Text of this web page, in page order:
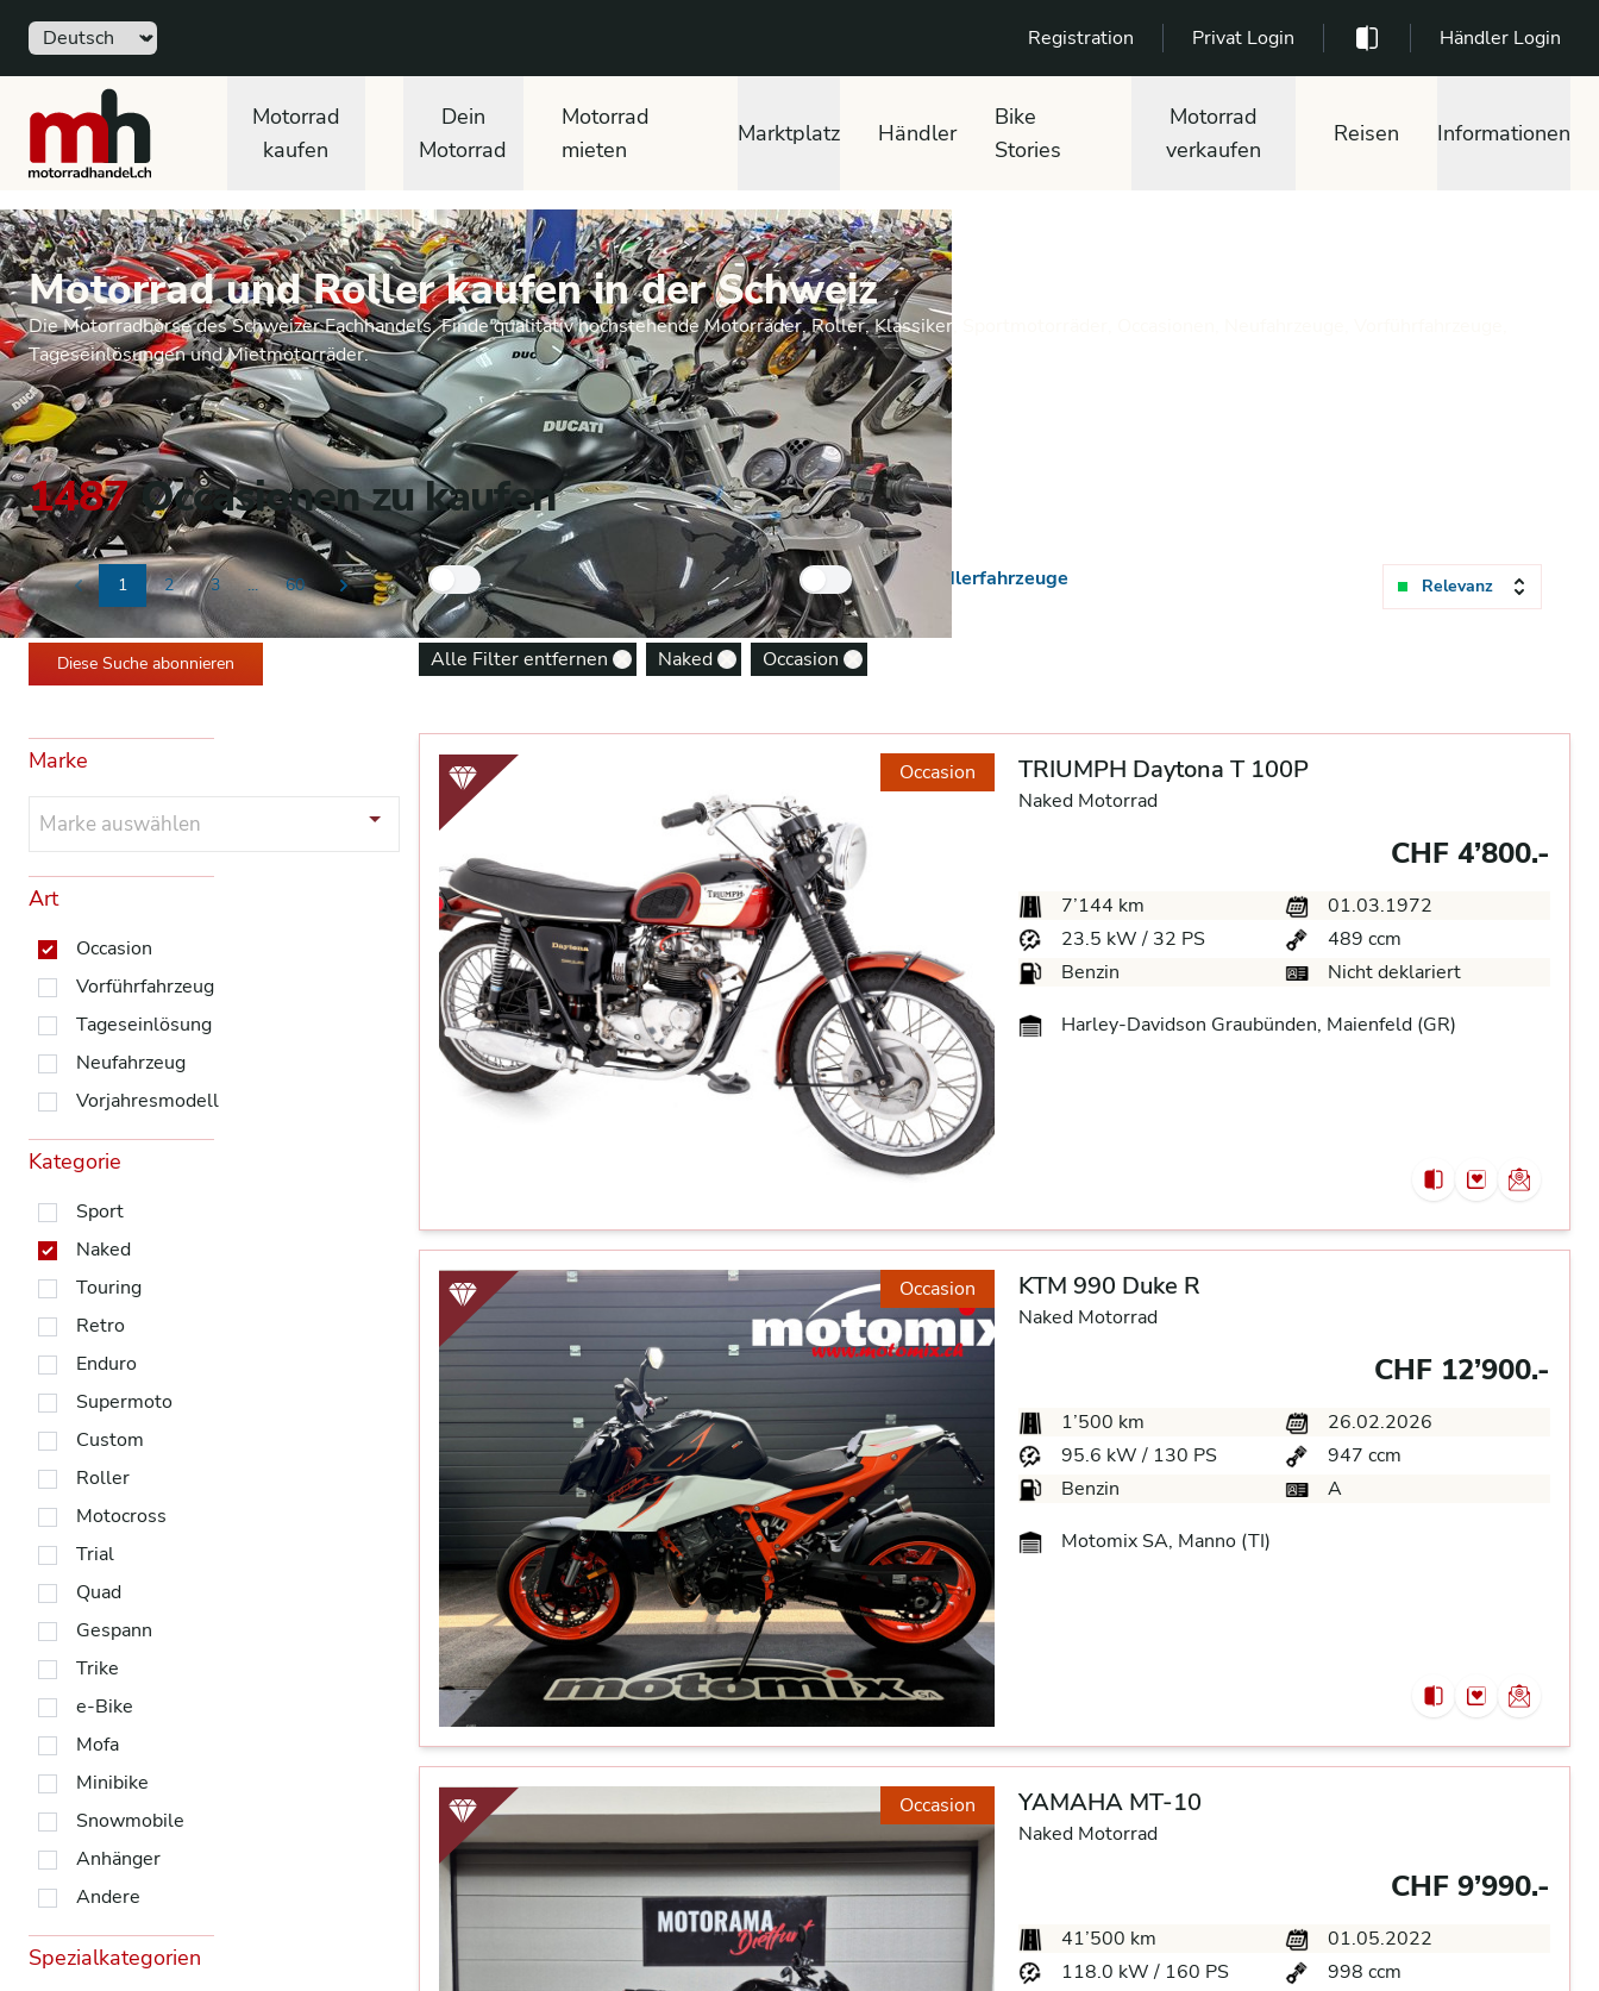
Sprache Registration Privat Login Händler Login
motorradhandel.ch
Motorrad
kaufen
Dein
Motorrad
Motorrad
mieten
Marktplatz Händler
Bike
Stories
Motorrad
verkaufen
Reisen Informationen
Motorrad und Roller kaufen in der Schweiz
Die Motorradbörse des Schweizer Fachhandels. Finde qualitativ hochstehende Motorräder, Roller, Klassiker, Sportmotorräder, Occasionen, Neufahrzeuge, Vorführfahrzeuge,
Tageseinlösungen und Mietmotorräder.
1487Occasionen zu kaufen
Previous
1 2 3 ... 60 Next
Nur Neuzugänge Nur Händlerfahrzeuge Relevanz
Diese Suche abonnieren Alle Filter entfernen Remove option
Naked Remove option
Occasion Remove option
Marke
Marke auswählen
Art
Occasion
Vorführfahrzeug
Tageseinlösung
Neufahrzeug
Vorjahresmodell
Kategorie
Sport
Naked
Touring
Retro
Enduro
Supermoto
Custom
Roller
Motocross
Trial
Quad
Gespann
Trike
e-Bike
Mofa
Minibike
Snowmobile
Anhänger
Andere
Spezialkategorien
Occasion TRIUMPH Daytona T 100P
Naked Motorrad
CHF 4’800.-
7’144 km
01.03.1972
23.5 kW / 32 PS
489 ccm
Benzin
Nicht deklariert
Harley-Davidson Graubünden, Maienfeld (GR)
Occasion KTM 990 Duke R
Naked Motorrad
CHF 12’900.-
1’500 km
26.02.2026
95.6 kW / 130 PS
947 ccm
Benzin
A
Motomix SA, Manno (TI)
Occasion YAMAHA MT-10
Naked Motorrad
CHF 9’990.-
41’500 km
01.05.2022
118.0 kW / 160 PS
998 ccm